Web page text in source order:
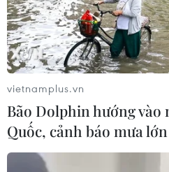
06/08/2026 02:50
Xem
vietnamplus.vn
Bão Dolphin hướng
Quốc, cảnh báo mưa